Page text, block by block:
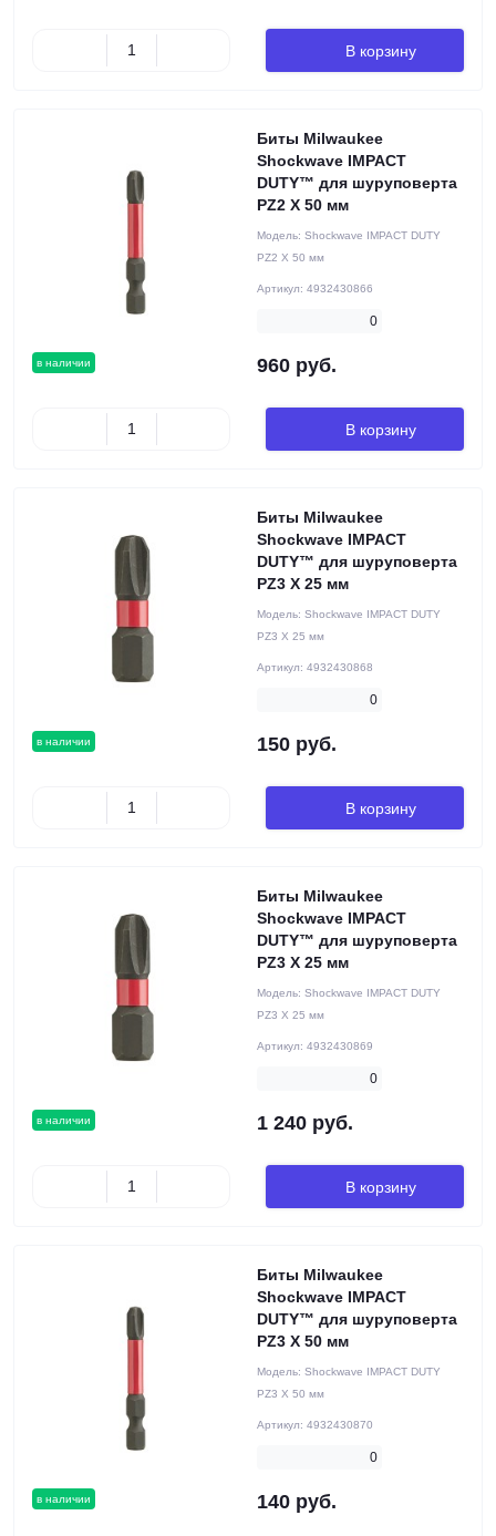
В корзину
в наличии
Биты Milwaukee
Shockwave IMPACT
DUTY™ для шуруповерта
PZ2 X 50 мм
Модель: Shockwave IMPACT DUTY
PZ2 X 50 мм
Артикул: 4932430866
0
960 руб.
В корзину
в наличии
Биты Milwaukee
Shockwave IMPACT
DUTY™ для шуруповерта
PZ3 X 25 мм
Модель: Shockwave IMPACT DUTY
PZ3 X 25 мм
Артикул: 4932430868
0
150 руб.
В корзину
в наличии
Биты Milwaukee
Shockwave IMPACT
DUTY™ для шуруповерта
PZ3 X 25 мм
Модель: Shockwave IMPACT DUTY
PZ3 X 25 мм
Артикул: 4932430869
0
1 240 руб.
В корзину
в наличии
Биты Milwaukee
Shockwave IMPACT
DUTY™ для шуруповерта
PZ3 X 50 мм
Модель: Shockwave IMPACT DUTY
PZ3 X 50 мм
Артикул: 4932430870
0
140 руб.